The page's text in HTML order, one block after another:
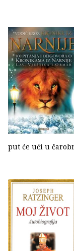
put će ući u